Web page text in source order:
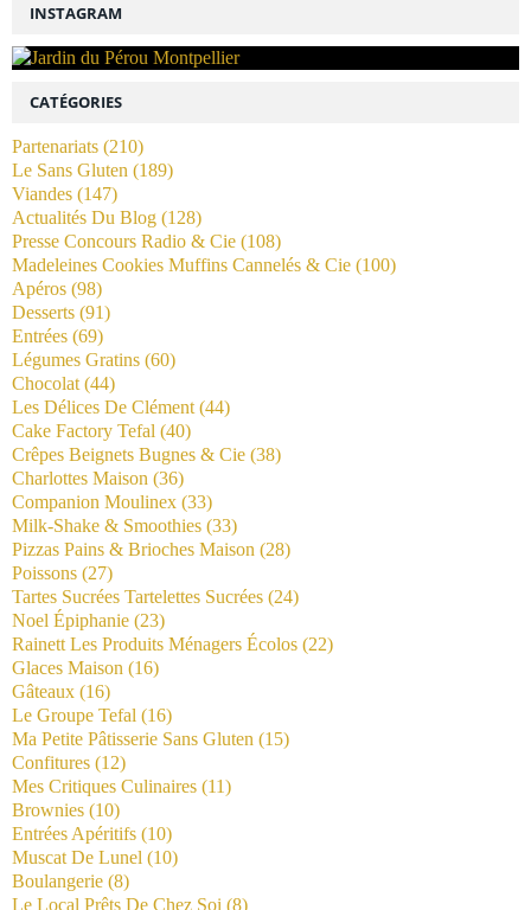
INSTAGRAM
CATÉGORIES
Partenariats (210)
Le Sans Gluten (189)
Viandes (147)
Actualités Du Blog (128)
Presse Concours Radio & Cie (108)
Madeleines Cookies Muffins Cannelés & Cie (100)
Apéros (98)
Desserts (91)
Entrées (69)
Légumes Gratins (60)
Chocolat (44)
Les Délices De Clément (44)
Cake Factory Tefal (40)
Crêpes Beignets Bugnes & Cie (38)
Charlottes Maison (36)
Companion Moulinex (33)
Milk-Shake & Smoothies (33)
Pizzas Pains & Brioches Maison (28)
Poissons (27)
Tartes Sucrées Tartelettes Sucrées (24)
Noel Épiphanie (23)
Rainett Les Produits Ménagers Écolos (22)
Glaces Maison (16)
Gâteaux (16)
Le Groupe Tefal (16)
Ma Petite Pâtisserie Sans Gluten (15)
Confitures (12)
Mes Critiques Culinaires (11)
Brownies (10)
Entrées Apéritifs (10)
Muscat De Lunel (10)
Boulangerie (8)
Le Local Prêts De Chez Soi (8)